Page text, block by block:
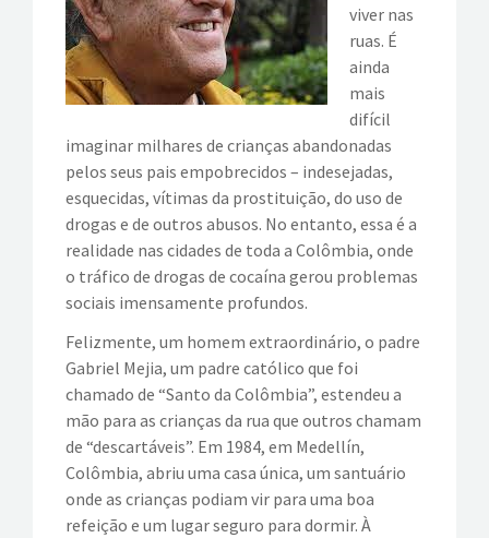
viver nas
ruas. É
ainda
mais
difícil
imaginar milhares de crianças abandonadas
pelos seus pais empobrecidos – indesejadas,
esquecidas, vítimas da prostituição, do uso de
drogas e de outros abusos. No entanto, essa é a
realidade nas cidades de toda a Colômbia, onde
o tráfico de drogas de cocaína gerou problemas
sociais imensamente profundos.
Felizmente, um homem extraordinário, o padre
Gabriel Mejia, um padre católico que foi
chamado de “Santo da Colômbia”, estendeu a
mão para as crianças da rua que outros chamam
de “descartáveis”. Em 1984, em Medellín,
Colômbia, abriu uma casa única, um santuário
onde as crianças podiam vir para uma boa
refeição e um lugar seguro para dormir. À